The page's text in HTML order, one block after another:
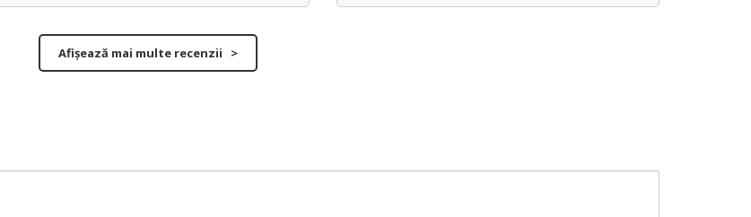
Afișează mai multe recenzii >